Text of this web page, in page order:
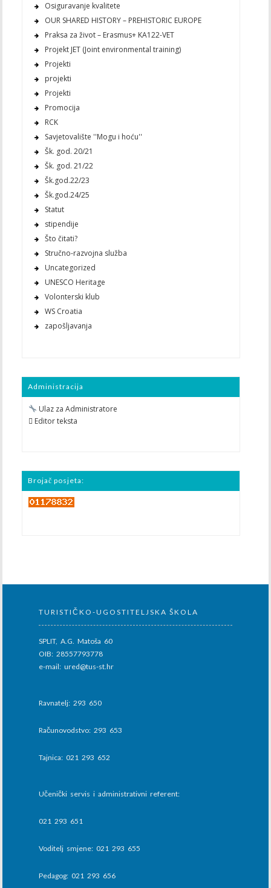
Osiguravanje kvalitete
OUR SHARED HISTORY – PREHISTORIC EUROPE
Praksa za život – Erasmus+ KA122-VET
Projekt JET (Joint environmental training)
Projekti
projekti
Projekti
Promocija
RCK
Savjetovalište ''Mogu i hoću''
Šk. god. 20/21
Šk. god. 21/22
Šk.god.22/23
Šk.god.24/25
Statut
stipendije
Što čitati?
Stručno-razvojna služba
Uncategorized
UNESCO Heritage
Volonterski klub
WS Croatia
zapošljavanja
Administracija
Ulaz za Administratore
 Editor teksta
Brojač posjeta:
TURISTIČKO-UGOSTITELJSKA ŠKOLA
SPLIT, A.G. Matoša 60
OIB: 28557793778
e-mail: ured@tus-st.hr
Ravnatelj: 293 650
Računovodstvo: 293 653
Tajnica: 021 293 652
Učenički servis i administrativni referent:
021 293 651
Voditelj smjene: 021 293 655
Pedagog: 021 293 656